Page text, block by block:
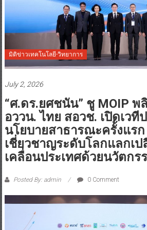
มิติข่าวเทคโนโลยี-วิทยาการ
July 2, 2026
“ศ.ดร.ยศชนัน” ชู MOIP
อววน. ไทย สอวช. เปิดเวที
นโยบายสาธารณะครั้งแร
เชี่ยวชาญระดับโลกแลกเ
เคลื่อนประเทศด้วยนวัตกร
Posted By: admin 0 Comment